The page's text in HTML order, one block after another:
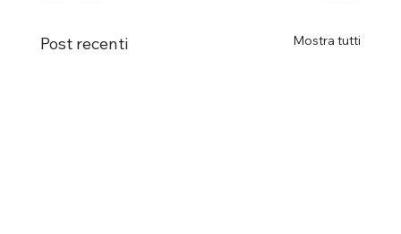
Post recenti Mostra tutti